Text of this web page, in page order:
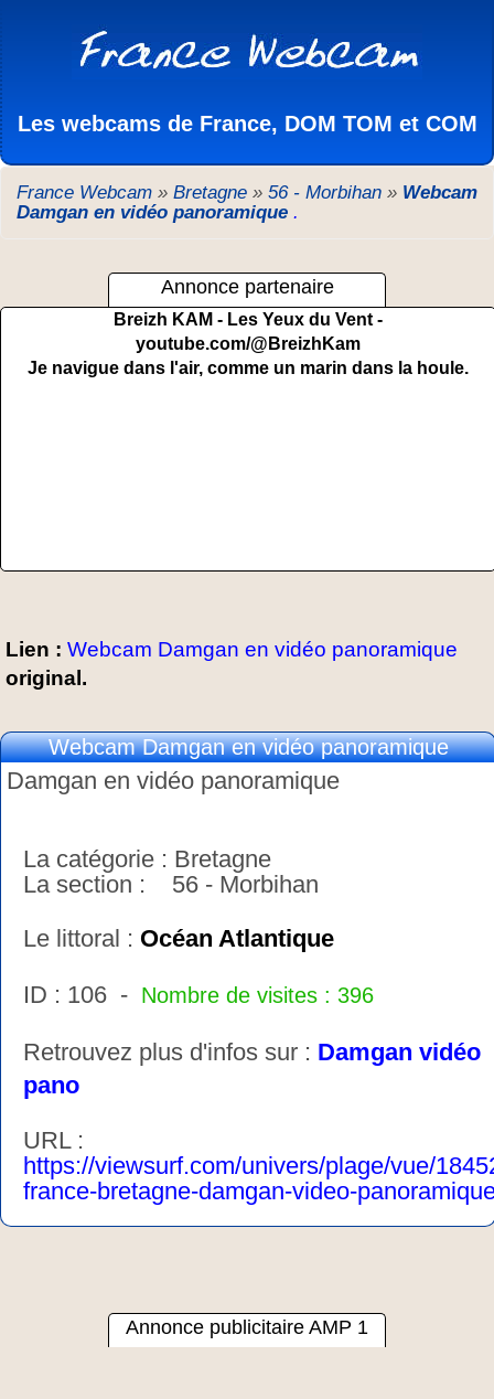
Les webcams de France, DOM TOM et COM
France Webcam » Bretagne » 56 - Morbihan » Webcam
Damgan en vidéo panoramique .
Annonce partenaire
Breizh KAM - Les Yeux du Vent -
youtube.com/@BreizhKam
Je navigue dans l'air, comme un marin dans la houle.
Lien : Webcam Damgan en vidéo panoramique
original.
Webcam Damgan en vidéo panoramique
Damgan en vidéo panoramique
La catégorie : Bretagne
La section : 56 - Morbihan
Le littoral : Océan Atlantique
ID : 106 - Nombre de visites : 396
Retrouvez plus d'infos sur : Damgan vidéo
pano
URL :
https://viewsurf.com/univers/plage/vue/
france-bretagne-damgan-video-
Annonce publicitaire AMP 1